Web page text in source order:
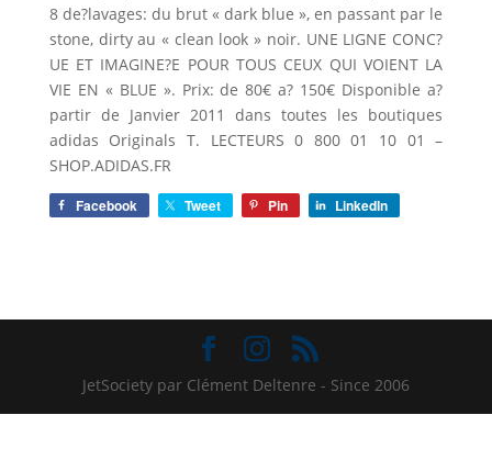
8 de?lavages: du brut « dark blue », en passant par le
stone, dirty au « clean look » noir. UNE LIGNE CONC?
UE ET IMAGINE?E POUR TOUS CEUX QUI VOIENT LA
VIE EN « BLUE ». Prix: de 80€ a? 150€ Disponible a?
partir de Janvier 2011 dans toutes les boutiques
adidas Originals T. LECTEURS 0 800 01 10 01 –
SHOP.ADIDAS.FR
Facebook Tweet Pin LinkedIn
JetSociety par Clément Deltenre - Since 2006